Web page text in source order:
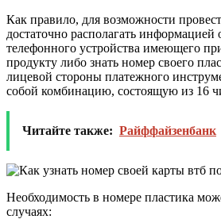
Как правило, для возможности
достаточно располагать
телефонного устройства имеющего
продукту либо знать номер своего
лицевой стороны платежного
собой комбинацию, состоящую из 16
Читайте также: Райффайзенбанк
Необходимость в номере пластика
случаях: